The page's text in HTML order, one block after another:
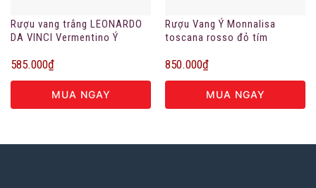
Rượu vang trắng LEONARDO
DA VINCI Vermentino Ý
585.000₫
MUA NGAY
Rượu Vang Ý Monnalisa
toscana rosso đỏ tím
850.000₫
MUA NGAY